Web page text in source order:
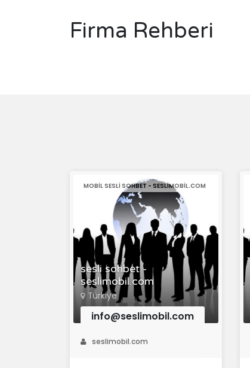
Firma Rehberi
sesli sohbet -
seslimobil.com
MOBIL SESLI SOHBET - SESLIMOBIL.COM
Türkiye
info@seslimobil.com
seslimobil.com